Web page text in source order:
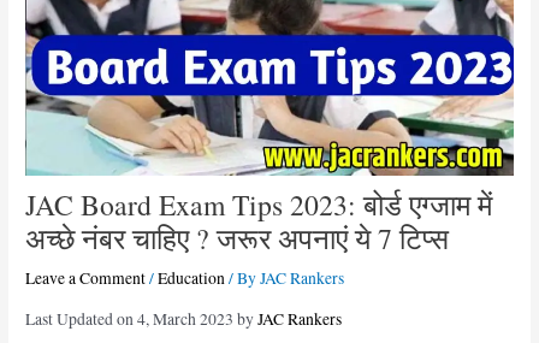
JAC Board Exam Tips 2023: बोर्ड एग्जाम में
अच्छे नंबर चाहिए ? जरूर अपनाएं ये 7 टिप्स
Leave a Comment/Education/ ByJAC Rankers
Last Updated on 4, March 2023 byJAC Rankers